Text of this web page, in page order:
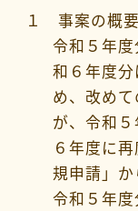
１ 事案の概要
令和５年
和６年度
め、改め
が、令和
６年度に
規申請」か
令和５年